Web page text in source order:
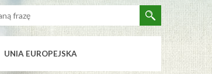
UNIA EUROPEJSKA